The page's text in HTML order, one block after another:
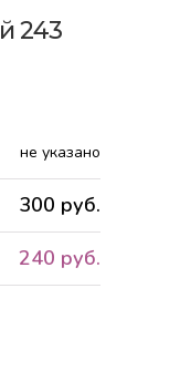
243
не указано
300 руб.
240 руб.